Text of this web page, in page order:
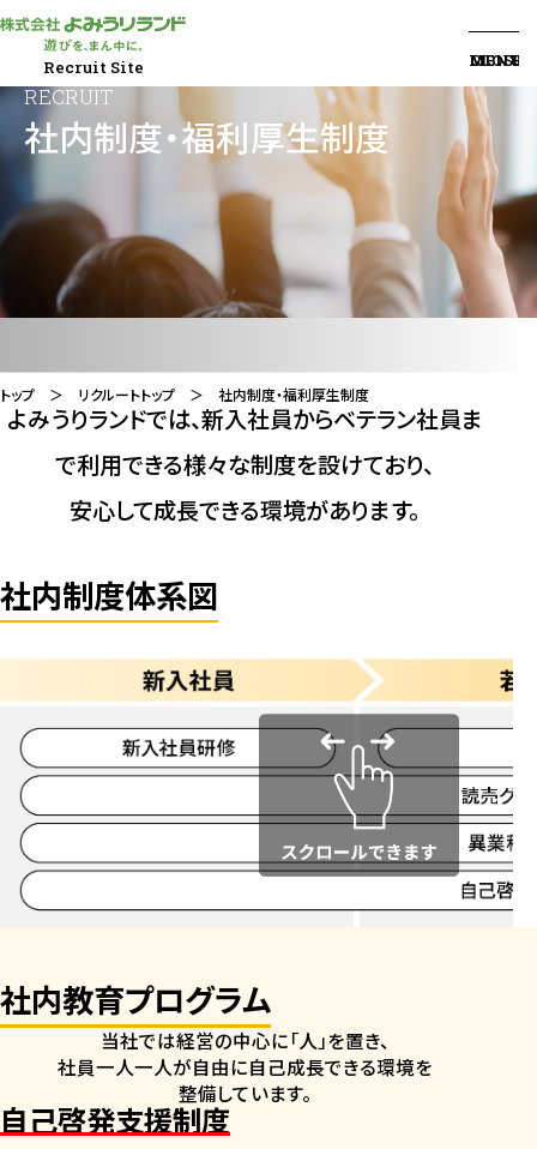
Recruit Site
RECRUIT
社内制度・福利厚生制度
トップ リクルートトップ 社内制度・福利厚生制度
よみうりランドでは、新入社員からベテラン社員ま
で利用できる様々な制度を設けており、
安心して成長できる環境があります。
社内制度体系図
社内教育プログラム
当社では経営の中心に「人」を置き、
社員一人一人が自由に自己成長できる環境を
整備しています。
自己啓発支援制度
MENU
MENU
CLOSE
採用トップ
MESSAGE
よみうりランドで働くということ
OUR BUSINESS
事業内容と部署紹介
社員インタビュー
ゴルフ事業
公営競技事業
ボールパーク事業
不動産事業
PROJECT STORIES
プロジェクトストーリーズ
プールWAI わいわいジャングル
RECRUIT
社内制度・福利厚生制度
募集要項・FAQ
イベント情報